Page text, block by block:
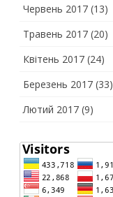
Червень 2017 (13)
Травень 2017 (20)
Квітень 2017 (24)
Березень 2017 (33)
Лютий 2017 (9)